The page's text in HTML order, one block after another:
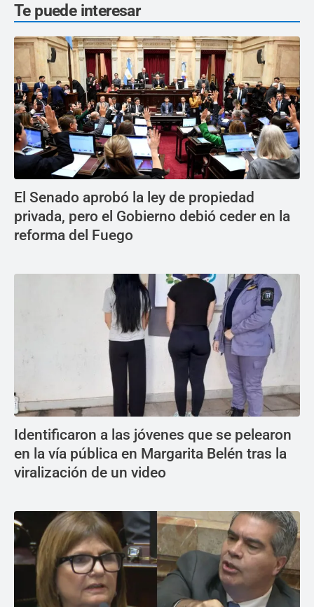
Te puede interesar
El Senado aprobó la ley de propiedad
privada, pero el Gobierno debió ceder en la
reforma del Fuego
Identificaron a las jóvenes que se pelearon
en la vía pública en Margarita Belén tras la
viralización de un video